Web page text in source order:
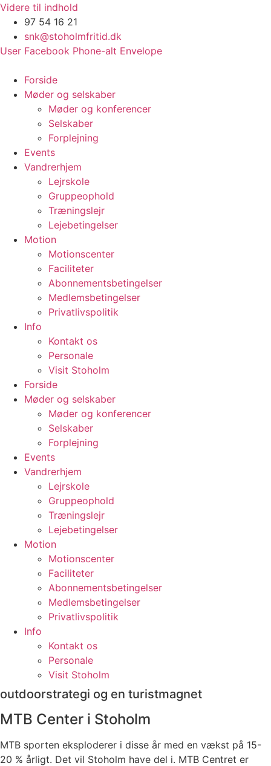
Videre til indhold
97 54 16 21
snk@stoholmfritid.dk
User Facebook Phone-alt Envelope
Forside
Møder og selskaber
Møder og konferencer
Selskaber
Forplejning
Events
Vandrerhjem
Lejrskole
Gruppeophold
Træningslejr
Lejebetingelser
Motion
Motionscenter
Faciliteter
Abonnementsbetingelser
Medlemsbetingelser
Privatlivspolitik
Info
Kontakt os
Personale
Visit Stoholm
Forside
Møder og selskaber
Møder og konferencer
Selskaber
Forplejning
Events
Vandrerhjem
Lejrskole
Gruppeophold
Træningslejr
Lejebetingelser
Motion
Motionscenter
Faciliteter
Abonnementsbetingelser
Medlemsbetingelser
Privatlivspolitik
Info
Kontakt os
Personale
Visit Stoholm
outdoorstrategi og en turistmagnet
MTB Center i Stoholm
MTB sporten eksploderer i disse år med en vækst på 15-
20 % årligt. Det vil Stoholm have del i. MTB Centret er